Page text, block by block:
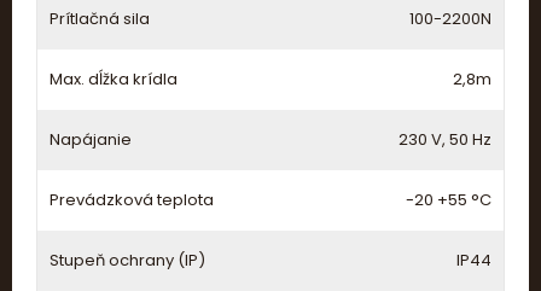
Prítlačná sila 100-2200N
Max. dĺžka krídla 2,8m
Napájanie 230 V, 50 Hz
Prevádzková teplota -20 +55 °C
Stupeň ochrany (IP) IP44